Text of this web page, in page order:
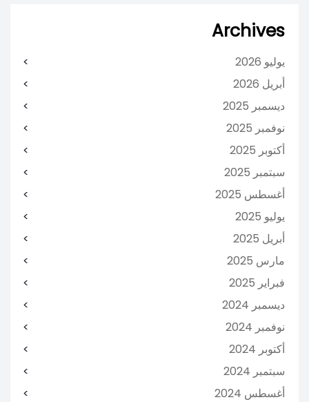
Archives
يوليو 2026
أبريل 2026
ديسمبر 2025
نوفمبر 2025
أكتوبر 2025
سبتمبر 2025
أغسطس 2025
يوليو 2025
أبريل 2025
مارس 2025
فبراير 2025
ديسمبر 2024
نوفمبر 2024
أكتوبر 2024
سبتمبر 2024
أغسطس 2024